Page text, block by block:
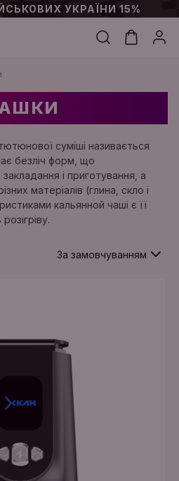
УКРАЇНИ 15%
суміші називається
безліч форм, що
і приготування, а
матеріалів (глина, скло і
кальянной чаші є її
За замовчуванням